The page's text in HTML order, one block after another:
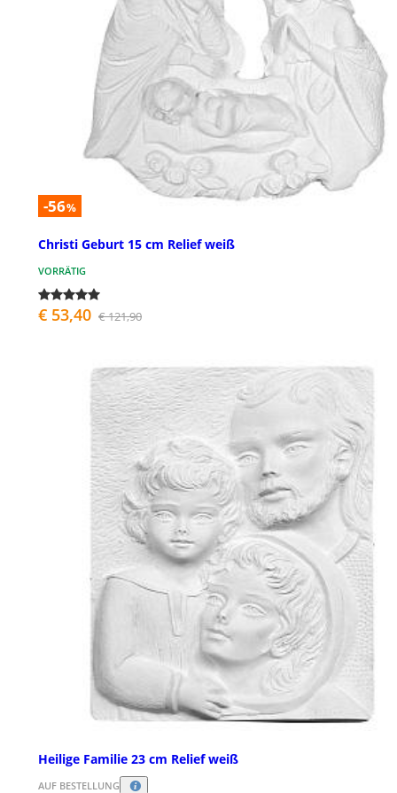
-56%
Christi Geburt 15 cm Relief weiß
VORRÄTIG
€ 53,40 € 121,90
Heilige Familie 23 cm Relief weiß
AUF BESTELLUNG